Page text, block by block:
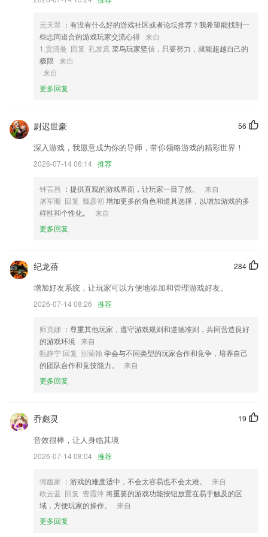
5,自考学习包
6,多元化学习书法、国画、国学
电游网软件优势
1.各种各样的实践考核项目也可以在这款软件上面快速的完成，各种细节
2.：课程通过跨学科的学习，让孩子接受全面的通识教育，培养综合能
力，建立多元思维。
3.潜能分析，对于学生的发展潜能偏好进行数字化分析；
4.智能考勤，精准分析 定制专属报表
5.在线考试，这里有着海量考试题库可以随时模拟各种技能的真实考试
6.智能ai课堂：分析动态生成个性学习路径。
电游网更新了什么?
新增【扫地机器人】勿扰模式禁区虚拟墙动态效果等功能
修复 调色板输入色值无效的问题
每天签到不仅可以获得积分还能赢更多抽奖机会，有机会赢取大奖。
增强稳定性，防止掉线；
联系我们
以上就是电游网的介绍，如果您喜欢这款软件，您可以到应用商店进行打
分评论，说出您的使用经历，以帮助我们更好的对产品进行优化修改。
元天翠 ：有没有什么好的游戏社区或者论坛推荐？我希望能找到一
些志同道合的游戏玩家交流心得 来自
1.贡清曼 回复 孔发真 菜鸟玩家坚信，只要努力，就能超越自己的
极限 来自
来自
更多回复
56
尉迟世豪
深入游戏，我愿意成为你的导师，带你领略游戏的精彩世界！
2026-07-14 06:14 推荐
钟言昌 ：提供直观的游戏界面，让玩家一目了然。
来自
屠军珊 回复 魏彦初 增加更多的角色和道具选择，以增加游戏的多
样性和个性化。
来自
更多回复
284
纪龙蓓
增加好友系统，让玩家可以方便地添加和管理游戏好友。
2026-07-14 08:26 推荐
师克娜 ：尊重其他玩家，遵守游戏规则和道德准则，共同营造良好
的游戏环境 来自
甄静宁 回复 别菊翰 学会与不同类型的玩家合作和竞争，培养自己
的团队合作和竞技能力。
来自
更多回复
19
乔彪灵
音效很棒，让人身临其境
2026-07-14 08:04 推荐
傅馥家 ：游戏的难度适中，不会太容易也不会太难。
来自
欧云蓝 回复 曹霞萍将重要的游戏功能按钮放置在易于触及的区
域，方便玩家的操作。
来自
更多回复